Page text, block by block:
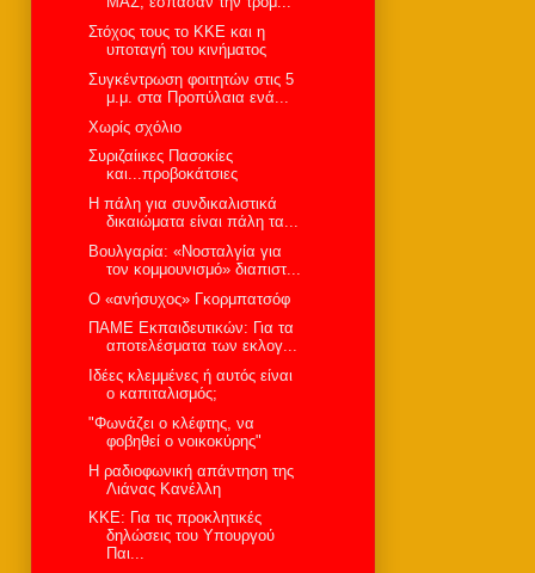
Στόχος τους το ΚΚΕ και η
υποταγή του κινήματος
Συγκέντρωση φοιτητών στις 5
μ.μ. στα Προπύλαια ενά...
Χωρίς σχόλιο
Συριζαίικες Πασοκίες
και...προβοκάτσιες
Η πάλη για συνδικαλιστικά
δικαιώματα είναι πάλη τα...
Βουλγαρία: «Νοσταλγία για
τον κομμουνισμό» διαπιστ...
Ο «ανήσυχος» Γκορμπατσόφ
ΠΑΜΕ Εκπαιδευτικών: Για τα
αποτελέσματα των εκλογ...
Ιδέες κλεμμένες ή αυτός είναι
ο καπιταλισμός;
"Φωνάζει ο κλέφτης, να
φοβηθεί ο νοικοκύρης"
H ραδιοφωνική απάντηση της
Λιάνας Κανέλλη
KKE: Για τις προκλητικές
δηλώσεις του Υπουργού
Παι...